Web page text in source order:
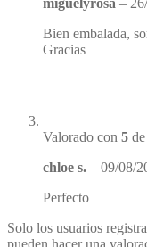
miguelyrosa –
Bien embalada,
Gracias
Valorado con 5
chloe s. – 09/08/
Perfecto
Solo los usuarios